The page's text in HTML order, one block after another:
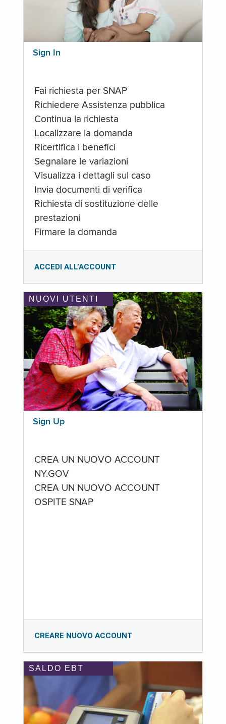
Sign In
Fai richiesta per SNAP
Richiedere Assistenza pubblica
Continua la richiesta
Localizzare la domanda
Ricertifica i benefici
Segnalare le variazioni
Visualizza i dettagli sul caso
Invia documenti di verifica
Richiesta di sostituzione delle
prestazioni
Firmare la domanda
ACCEDI ALL’ACCOUNT
NUOVI UTENTI
Sign Up
CREA UN NUOVO ACCOUNT
NY.GOV
CREA UN NUOVO ACCOUNT
OSPITE SNAP
CREARE NUOVO ACCOUNT
SALDO EBT